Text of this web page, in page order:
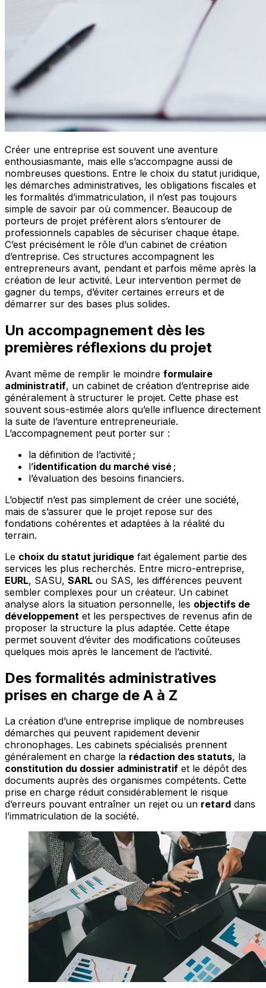
Créer une entreprise est souvent une aventure
enthousiasmante, mais elle s’accompagne aussi de
nombreuses questions. Entre le choix du statut juridique,
les démarches administratives, les obligations fiscales et
les formalités d’immatriculation, il n’est pas toujours
simple de savoir par où commencer. Beaucoup de
porteurs de projet préfèrent alors s’entourer de
professionnels capables de sécuriser chaque étape.
C’est précisément le rôle d’un cabinet de création
d’entreprise. Ces structures accompagnent les
entrepreneurs avant, pendant et parfois même après la
création de leur activité. Leur intervention permet de
gagner du temps, d’éviter certaines erreurs et de
démarrer sur des bases plus solides.
Un accompagnement dès les
premières réflexions du projet
Avant même de remplir le moindre formulaire
administratif, un cabinet de création d’entreprise aide
généralement à structurer le projet. Cette phase est
souvent sous-estimée alors qu’elle influence directement
la suite de l’aventure entrepreneuriale.
L’accompagnement peut porter sur :
la définition de l’activité ;
l’identification du marché visé ;
l’évaluation des besoins financiers.
L’objectif n’est pas simplement de créer une société,
mais de s’assurer que le projet repose sur des
fondations cohérentes et adaptées à la réalité du
terrain.
Le choix du statut juridique fait également partie des
services les plus recherchés. Entre micro-entreprise,
EURL, SASU, SARL ou SAS, les différences peuvent
sembler complexes pour un créateur. Un cabinet
analyse alors la situation personnelle, les objectifs de
développement et les perspectives de revenus afin de
proposer la structure la plus adaptée. Cette étape
permet souvent d’éviter des modifications coûteuses
quelques mois après le lancement de l’activité.
Des formalités administratives
prises en charge de A à Z
La création d’une entreprise implique de nombreuses
démarches qui peuvent rapidement devenir
chronophages. Les cabinets spécialisés prennent
généralement en charge la rédaction des statuts, la
constitution du dossier administratif et le dépôt des
documents auprès des organismes compétents. Cette
prise en charge réduit considérablement le risque
d’erreurs pouvant entraîner un rejet ou un retard dans
l’immatriculation de la société.